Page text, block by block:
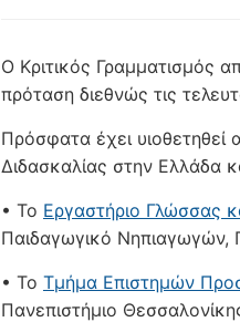
Ο Κριτικός Γραμματισμός
πρόταση διεθνώς τις
Πρόσφατα έχει
Διδασκαλίας στην Ελλάδα
• Το Εργαστήριο Γλώσσας
Παιδαγωγικό Νηπιαγωγών,
• Το Τμήμα Επιστημών
Πανεπιστήμιο